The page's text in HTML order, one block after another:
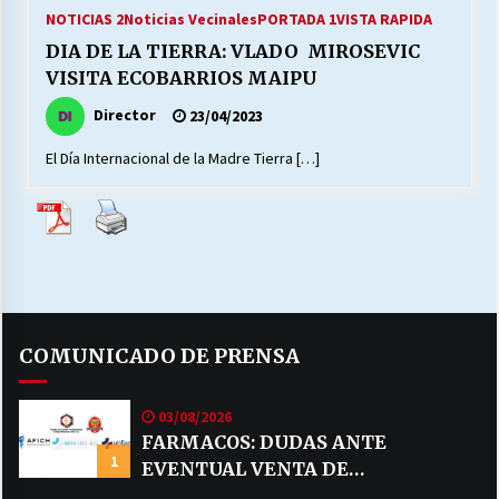
MUNICIPALIDAD, TRABAJADORES, CLIMA
LABORAL:
13/07/2026
Escuela hospitalaria El Carmen de Maipu.
VOLVER A SER ALTERNATIVA
MUNICIPALIDADES, HONORARIOS, DESPIDOS
NOTICIAS 2Noticias VecinalesPORTADA 1VISTA RAPIDA
DIA DE LA TIERRA: VLADO MIROSEVIC
VISITA ECOBARRIOS MAIPU
Director 23/04/2023
El Día Internacional de la Madre Tierra […]
COMUNICADO DE PRENSA
1
03/08/2026
FARMACOS: DUDAS ANTE
EVENTUAL VENTA DE